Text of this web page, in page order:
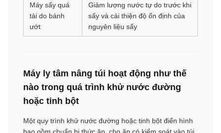
Máy sấy quá
tải do bánh
ướt
Giảm lượng nước tự do trước khi
sấy và cải thiện độ ổn định của
nguyên liệu sấy
Máy ly tâm nâng túi hoạt động như thế
nào trong quá trình khử nước đường
hoặc tinh bột
Một quy trình khử nước đường hoặc tinh bột điển hình